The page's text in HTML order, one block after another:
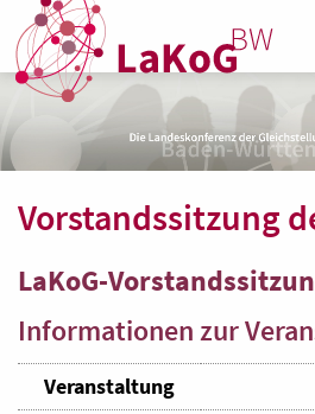
Vorstandssitzung
LaKoG-
Informationen zur
Veranstaltung